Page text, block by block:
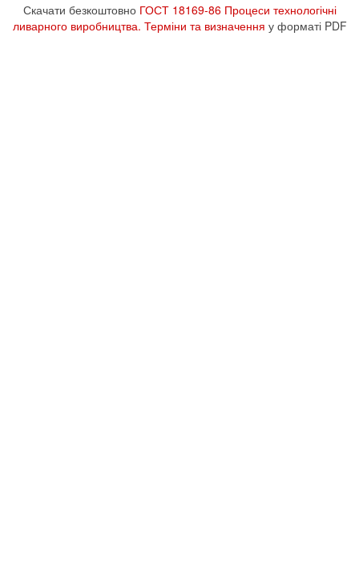
Скачати безкоштовно ГОСТ 18169-86 Процеси технологічні
ливарного виробництва. Терміни та визначення у форматі PDF